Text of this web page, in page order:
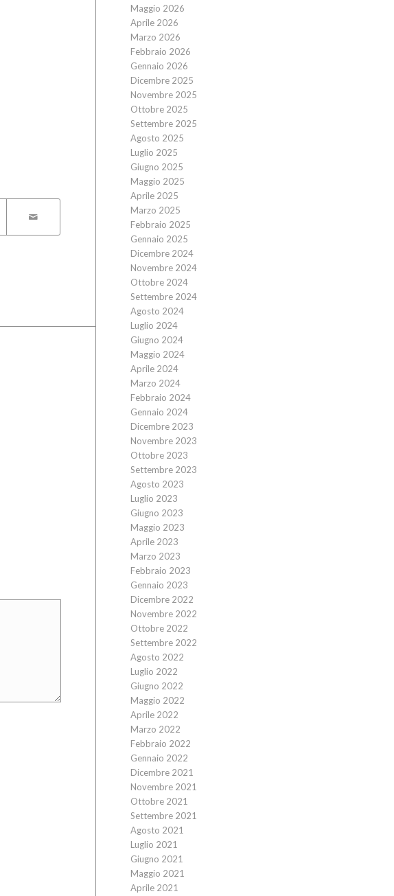
Maggio 2026
Aprile 2026
Marzo 2026
Febbraio 2026
Gennaio 2026
Dicembre 2025
Novembre 2025
Ottobre 2025
Settembre 2025
Agosto 2025
Luglio 2025
Giugno 2025
Maggio 2025
Aprile 2025
Marzo 2025
Febbraio 2025
Gennaio 2025
Dicembre 2024
Novembre 2024
Ottobre 2024
Settembre 2024
Agosto 2024
Luglio 2024
Giugno 2024
Maggio 2024
Aprile 2024
Marzo 2024
Febbraio 2024
Gennaio 2024
Dicembre 2023
Novembre 2023
Ottobre 2023
Settembre 2023
Agosto 2023
Luglio 2023
Giugno 2023
Maggio 2023
Aprile 2023
Marzo 2023
Febbraio 2023
Gennaio 2023
Dicembre 2022
Novembre 2022
Ottobre 2022
Settembre 2022
Agosto 2022
Luglio 2022
Giugno 2022
Maggio 2022
Aprile 2022
Marzo 2022
Febbraio 2022
Gennaio 2022
Dicembre 2021
Novembre 2021
Ottobre 2021
Settembre 2021
Agosto 2021
Luglio 2021
Giugno 2021
Maggio 2021
Aprile 2021